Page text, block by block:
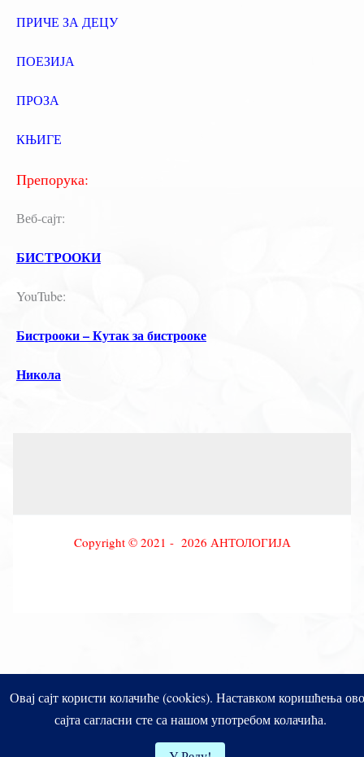
ПРИЧЕ ЗА ДЕЦУ
ПОЕЗИЈА
ПРОЗА
КЊИГЕ
Препорука:
Веб-сајт:
БИСТРООКИ
YouTube:
Бистрооки – Кутак за бистрооке
Никола
Copyright © 2021 - 2026 АНТОЛОГИЈА
Овај сајт користи колачиће (cookies). Наставком коришћења
сајта сагласни сте са нашом употребом колачића.